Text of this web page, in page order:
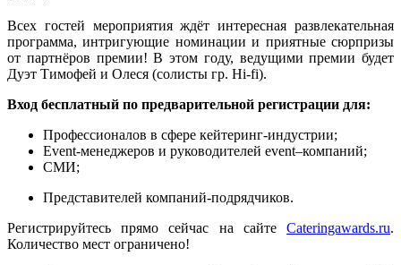
Всех гостей мероприятия ждёт интересная развлекательная
программа, интригующие номинации и приятные сюрпризы
от партнёров премии! В этом году, ведущими премии будет
Дуэт Тимофей и Олеся (солисты гр. Hi-fi).
Вход бесплатный по предварительной регистрации для:
Профессионалов в сфере кейтеринг-индустрии;
Event-менеджеров и руководителей event–компаний;
СМИ;
Представителей компаний-подрядчиков.
Регистрируйтесь прямо сейчас на сайте Сateringawards.ru.
Количество мест ограничено!